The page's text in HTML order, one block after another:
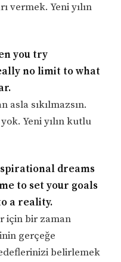
vermek. Yeni yılın
you try
no limit to what
asla sıkılmazsın.
Yeni yılın kutlu
dreams
to set your goals
a reality.
için bir zaman
gerçeğe
belirlemek